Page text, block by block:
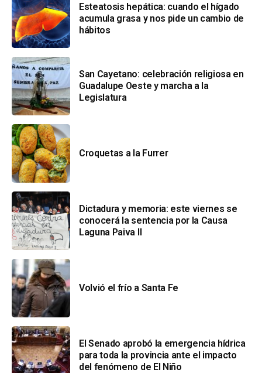
Esteatosis hepática: cuando el hígado
acumula grasa y nos pide un cambio de
hábitos
San Cayetano: celebración religiosa en
Guadalupe Oeste y marcha a la
Legislatura
Croquetas a la Furrer
Dictadura y memoria: este viernes se
conocerá la sentencia por la Causa
Laguna Paiva II
Volvió el frío a Santa Fe
El Senado aprobó la emergencia hídrica
para toda la provincia ante el impacto
del fenómeno de El Niño